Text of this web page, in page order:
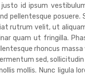
id ipsum
pellentesque
rutrum velit, ut
quam ut fringilla.
rhoncus
sed,
mollis. Nunc ligula